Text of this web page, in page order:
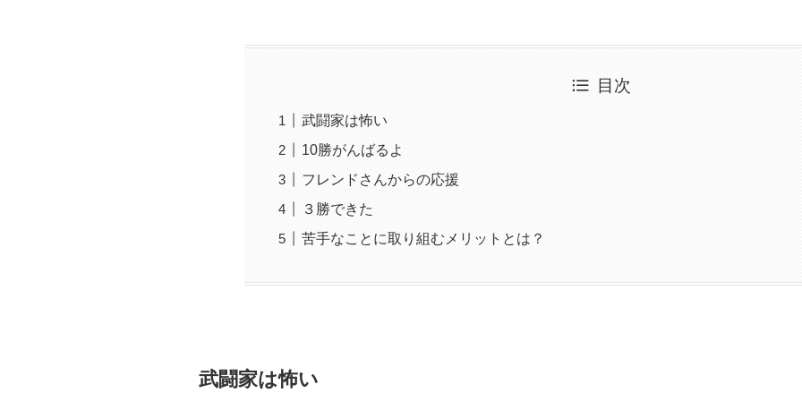
目次
武闘家は怖い
10勝がんばるよ
フレンドさんからの応援
３勝できた
苦手なことに取り組むメリットとは？
武闘家は怖い